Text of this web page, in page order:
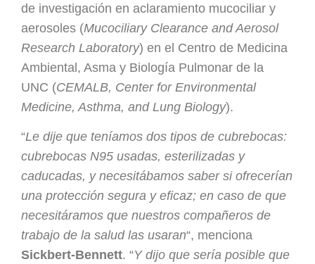
de investigación en aclaramiento mucociliar y
aerosoles (Mucociliary Clearance and Aerosol
Research Laboratory) en el Centro de Medicina
Ambiental, Asma y Biología Pulmonar de la
UNC (CEMALB, Center for Environmental
Medicine, Asthma, and Lung Biology).
“Le dije que teníamos dos tipos de cubrebocas:
cubrebocas N95 usadas, esterilizadas y
caducadas, y necesitábamos saber si ofrecerían
una protección segura y eficaz; en caso de que
necesitáramos que nuestros compañeros de
trabajo de la salud las usaran“, menciona
Sickbert-Bennett. “Y dijo que sería posible que